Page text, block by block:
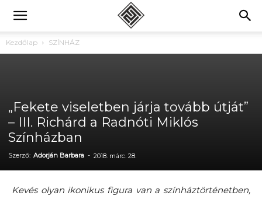
Kezdőlap SZÍNHÁZ
„Fekete viseletben járja tovább útját”
– III. Richárd a Radnóti Miklós
Színházban
Szerző: Adorján Barbara - 2018. márc. 28.
Kevés olyan ikonikus figura van a színháztörténetben,